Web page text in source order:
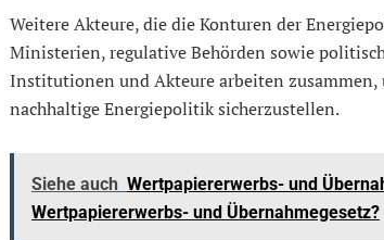
Weitere Akteure, die die Konturen der
Ministerien, regulative Behörden sowie
Institutionen und Akteure arbeiten zusammen,
nachhaltige Energiepolitik sicherzustellen.
Siehe auch Wertpapiererwerbs- und
Wertpapiererwerbs- und Übernahmegesetz?